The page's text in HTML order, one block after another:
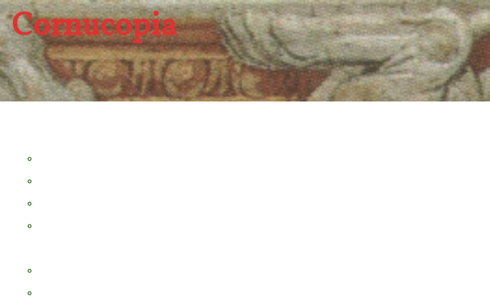
Cornucopia